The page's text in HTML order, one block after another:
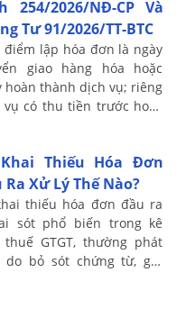
254/2026/NĐ-CP Và
Tư 91/2026/TT-BTC
điểm lập hóa đơn là ngày
giao hàng hóa hoặc
hoàn thành dịch vụ; riêng
có thu tiền trước hoặc
Xử Lý Thế Nào?
thiếu hóa đơn đầu ra
sót phổ biến trong kê
thuế GTGT, thường phát
do bỏ sót chứng từ, ghi